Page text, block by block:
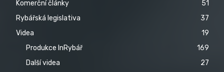
Komerční články
51
Rybářská legislativa
37
Videa
19
Produkce InRybář
169
Další videa
27